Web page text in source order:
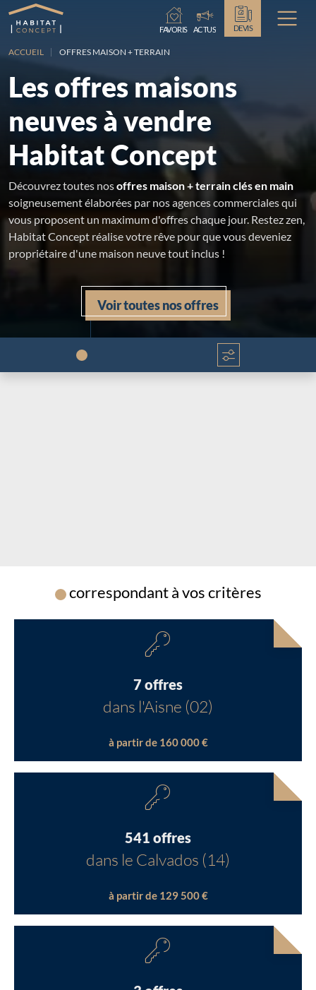
Chargement...
FAVORIS
ACTUS DEVIS
ACCUEIL OFFRES MAISON + TERRAIN
Les offres maisons
neuves à vendre
Habitat Concept
Découvrez toutes nosoffres maison + terrain clés en main
soigneusement élaborées par nos agences commerciales qui
vous proposent un maximum d'offres chaque jour. Restez zen,
Habitat Concept réalise votre rêve pour que vous deveniez
propriétaire d'une maison neuve tout inclus !
Voir toutes nos offres
Chargement...
Chargement...
correspondant à vos critères
7 offres
dans l'Aisne (02)
à partir de 160 000 €
541 offres
dans le Calvados (14)
à partir de 129 500 €